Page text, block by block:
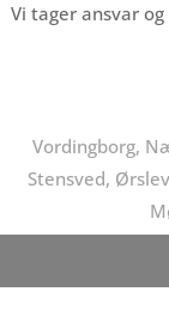
Vi tager ansvar
Vordingborg,
Stensved,